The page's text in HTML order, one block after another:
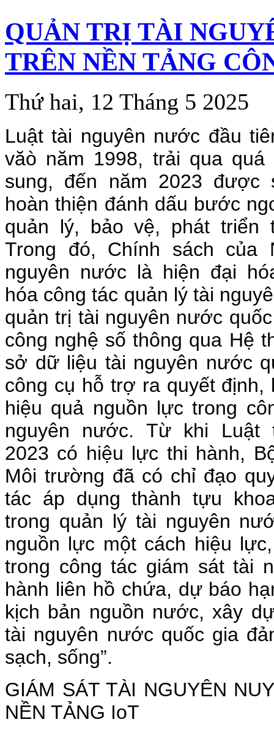
QUẢN TRỊ TÀI
TRÊN NỀN TẢNG
Thứ hai, 12 Tháng 5 2025
Luật tài nguyên nước đầu
văò năm 1998, trải qua
sung, đến năm 2023 được
hoàn thiện đánh dấu bước
quản lý, bảo vệ, phát triển
Trong đó, Chính sách của
nguyên nước là hiện đại
hóa công tác quản lý tài
quản trị tài nguyên nước
công nghệ số thông qua Hệ
sở dữ liệu tài nguyên nước
công cụ hỗ trợ ra quyết định,
hiệu quả nguồn lực trong
nguyên nước. Từ khi Luật
2023 có hiệu lực thi hành,
Môi trường đã có chỉ đạo
tác áp dụng thành tựu
trong quản lý tài nguyên
nguồn lực một cách hiệu
trong công tác giám sát tài
hành liên hồ chứa, dự báo
kịch bản nguồn nước, xây
tài nguyên nước quốc gia
sạch, sống”.
GIÁM SÁT TÀI NGUYÊN
NỀN TẢNG IoT